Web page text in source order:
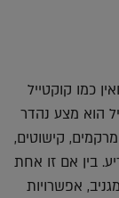
כמו קוקטייל
הוא מצע נהדר
קישוטים,
בין אם זו אחת
אפשרויות